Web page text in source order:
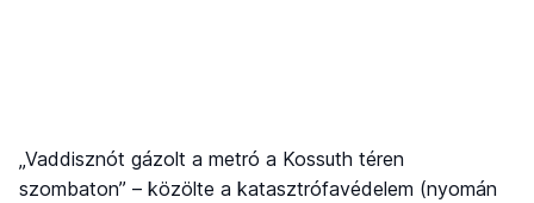
„Vaddisznót gázolt a metró a Kossuth téren
szombaton” – közölte a katasztrófavédelem (nyomán